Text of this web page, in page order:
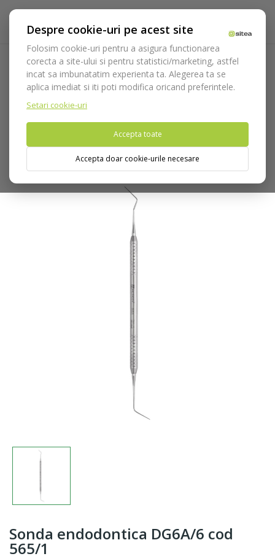
Despre cookie-uri pe acest site
Folosim cookie-uri pentru a asigura functionarea
corecta a site-ului si pentru statistici/marketing, astfel
incat sa imbunatatim experienta ta. Alegerea ta se
aplica imediat si iti poti modifica oricand preferintele.
Setari cookie-uri
Accepta toate
Accepta doar cookie-urile necesare
Acasa Instrumentar
Diagnostic, parodontologie si
restaurare
Restaurare Endodontie
Sonde/excavatoare
endodontice
Sonda endodontica DG6A/6 cod 565/1
Nu puteti plasa comenzi din tara din care accesati website-ul
(United States).
Sonda endodontica DG6A/6 cod
565/1